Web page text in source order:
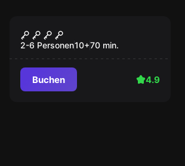
Prison Break
2-6 Personen10+70 min.
Buchen 4.9